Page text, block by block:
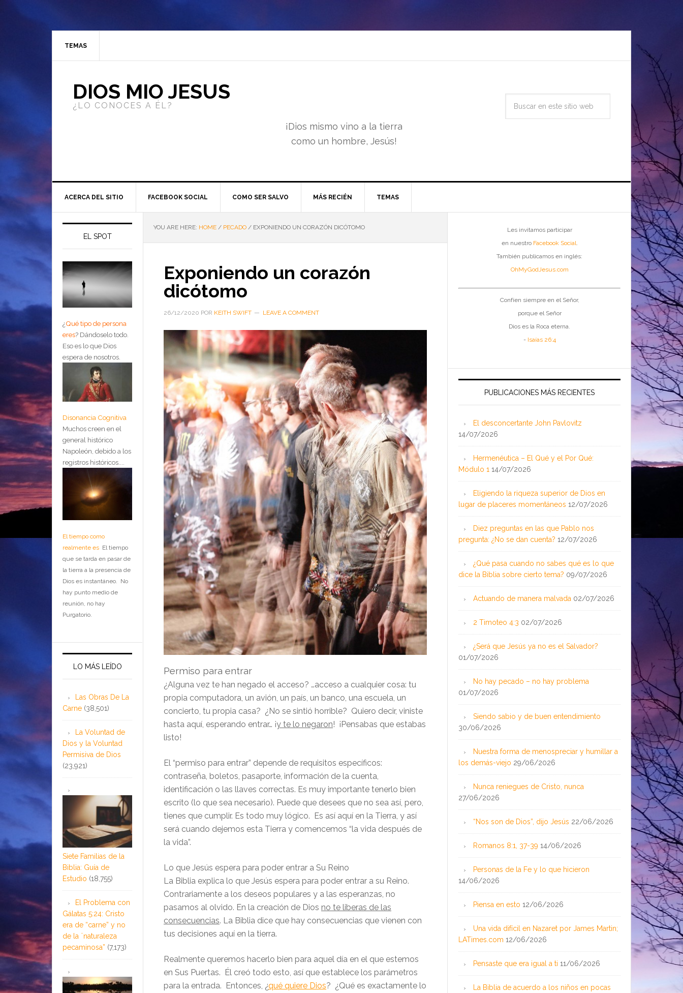
TEMAS
DIOS MIO JESUS
¿LO CONOCES A ÉL?
¡Dios mismo vino a la tierra
como un hombre, Jesús!
ACERCA DEL SITIO FACEBOOK SOCIAL COMO SER SALVO MÁS RECIÉN TEMAS
YOU ARE HERE: HOME / PECADO / EXPONIENDO UN CORAZÓN DICÓTOMO
Exponiendo un corazón
dicótomo
26/12/2020 POR KEITH SWIFT LEAVE A COMMENT
Permiso para entrar
¿Alguna vez te han negado el acceso? …acceso a cualquier cosa: tu
propia computadora, un avión, un país, un banco, una escuela, un
concierto, tu propia casa? ¿No se sintió horrible? Quiero decir, viniste
hasta aquí, esperando entrar… ¡y te lo negaron! ¡Pensabas que estabas
listo!
El “permiso para entrar” depende de requisitos específicos:
contraseña, boletos, pasaporte, información de la cuenta,
identificación o las llaves correctas. Es muy importante tenerlo bien
escrito (lo que sea necesario). Puede que desees que no sea así, pero,
tienes que cumplir. Es todo muy lógico. Es así aquí en la Tierra, y así
será cuando dejemos esta Tierra y comencemos “la vida después de
la vida”.
Lo que Jesús espera para poder entrar a Su Reino
La Biblia explica lo que Jesús espera para poder entrar a su Reino.
Contrariamente a los deseos populares y a las esperanzas, no
pasamos al olvido. En la creación de Dios no te liberas de las
consecuencias. La Biblia dice que hay consecuencias que vienen con
tus decisiones aquí en la tierra.
Realmente queremos hacerlo bien para aquel día en el que estemos
en Sus Puertas. Él creó todo esto, así que establece los parámetros
para la entrada. Entonces, ¿qué quiere Dios? ¿Qué es exactamente lo
Les invitamos participar
en nuestro Facebook Social.
También publicamos en inglés:
OhMyGodJesus.com
Confíen siempre en el Señor,
porque el Señor
Dios es la Roca eterna.
- Isaías 26:4
PUBLICACIONES MÁS RECIENTES
El desconcertante John Pavlovitz
14/07/2026
Hermenéutica – El Qué y el Por Qué:
Módulo 1 14/07/2026
Eligiendo la riqueza superior de Dios en
lugar de placeres momentáneos 12/07/2026
Diez preguntas en las que Pablo nos
pregunta: ¿No se dan cuenta? 12/07/2026
¿Qué pasa cuando no sabes qué es lo que
dice la Biblia sobre cierto tema? 09/07/2026
Actuando de manera malvada 02/07/2026
2 Timoteo 4:3 02/07/2026
¿Será que Jesús ya no es el Salvador?
01/07/2026
No hay pecado – no hay problema
01/07/2026
Siendo sabio y de buen entendimiento
30/06/2026
Nuestra forma de menospreciar y humillar a
los demás-viejo 29/06/2026
Nunca reniegues de Cristo, nunca
27/06/2026
“Nos son de Dios”, dijo Jesús 22/06/2026
Romanos 8:1, 37-39 14/06/2026
Personas de la Fe y lo que hicieron
14/06/2026
Piensa en esto 12/06/2026
Una vida difícil en Nazaret por James Martin;
LATimes.com 12/06/2026
Pensaste que era igual a ti 11/06/2026
La Biblia de acuerdo a los niños en pocas
EL SPOT
¿Qué tipo de persona
eres? Dándoselo todo.
Eso es lo que Dios
espera de nosotros.
Disonancia Cognitiva
Muchos creen en el
general histórico
Napoleón, debido a los
registros históricos....
El tiempo como
realmente es El tiempo
que se tarda en pasar de
la tierra a la presencia de
Dios es instantáneo. No
hay punto medio de
reunión, no hay
Purgatorio.
LO MÁS LEÍDO
Las Obras De La
Carne (38,501)
La Voluntad de
Dios y la Voluntad
Permisiva de Dios
(23,921)
Siete Familias de la
Biblia: Guía de
Estudio (18,755)
El Problema con
Gálatas 5:24: Cristo
era de “carne” y no
de la ¨naturaleza
pecaminosa” (7,173)